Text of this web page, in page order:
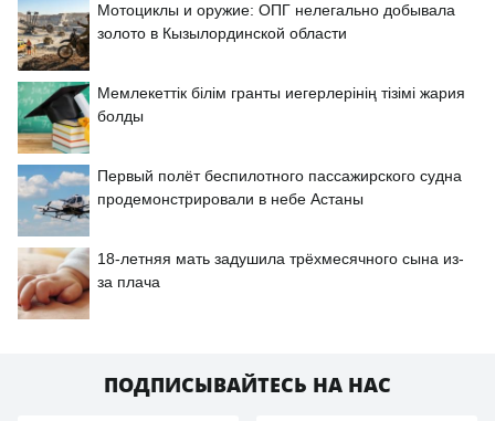
Мотоциклы и оружие: ОПГ нелегально добывала
золото в Кызылординской области
Мемлекеттік білім гранты иегерлерінің тізімі жария
болды
Первый полёт беспилотного пассажирского судна
продемонстрировали в небе Астаны
18-летняя мать задушила трёхмесячного сына из-
за плача
ПОДПИСЫВАЙТЕСЬ НА НАС